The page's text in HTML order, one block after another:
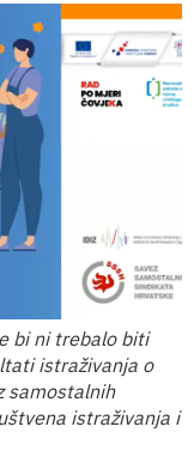
bi ni trebalo biti
istraživanja o
samostalnih
istraživanja i